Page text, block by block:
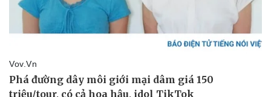
Chứng khoán
Giá cà phê